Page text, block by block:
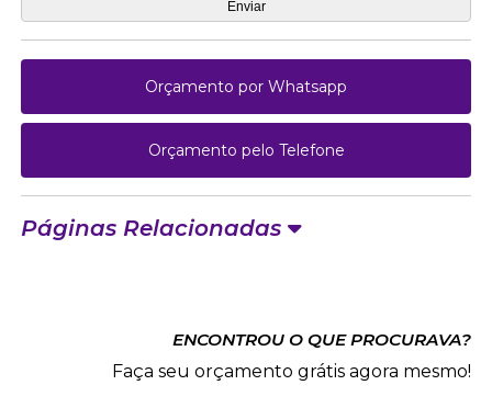
Orçamento por Whatsapp
Orçamento pelo Telefone
Páginas Relacionadas
ENCONTROU O QUE PROCURAVA?
Faça seu orçamento grátis agora mesmo!